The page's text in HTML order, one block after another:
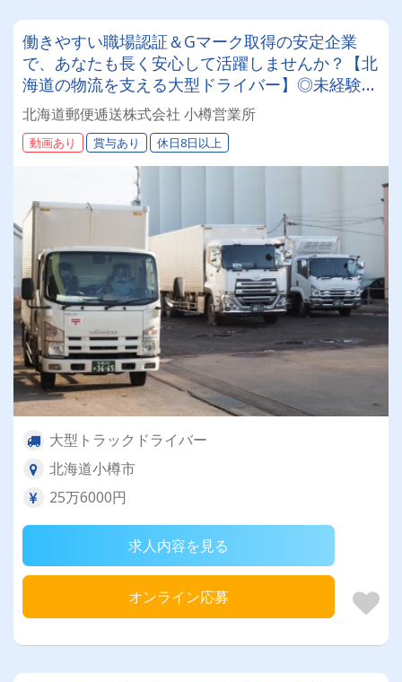
働きやすい職場認証＆Gマーク取得の安定企業
で、あなたも長く安心して活躍しませんか？【北
海道の物流を支える大型ドライバー】◎未経験歓
迎◎残業月平均8～9時間◎賞与年3回（昨年度実
績：計4.05ヶ月分）◎カゴ台車メイン
北海道郵便逓送株式会社 小樽営業所
動画あり 賞与あり 休日8日以上
大型トラックドライバー
北海道小樽市
25万6000円
求人内容を見る
オンライン応募